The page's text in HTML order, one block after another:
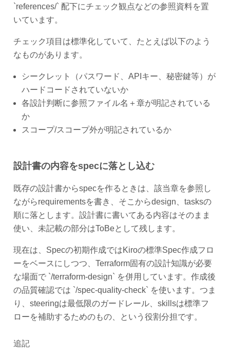
`references/` 配下にチェック観点などの参照資料を置
いています。
チェック項目は標準化していて、たとえば以下のよう
なものがあります。
シークレット（パスワード、APIキー、秘密鍵等）が
ハードコードされていないか
各設計判断に参照ファイル名＋章が明記されている
か
スコープ/スコープ外が明記されているか
設計書の内容をspecに落とし込む
既存の設計書からspecを作るときは、該当章を参照し
ながらrequirementsを書き、そこからdesign、tasksの
順に落とします。設計書に書いてある内容はそのまま
使い、未記載の部分はToBeとして残します。
現在は、Specの初期作成ではKiroの標準Spec作成フロ
ーをベースにしつつ、Terraform固有の設計知識が必要
な場面で `/terraform-design` を併用しています。作成後
の品質確認では `/spec-quality-check` を使います。つま
り、steeringは最低限のガードレール、skillsは標準フ
ローを補助するためのもの、という役割分担です。
追記